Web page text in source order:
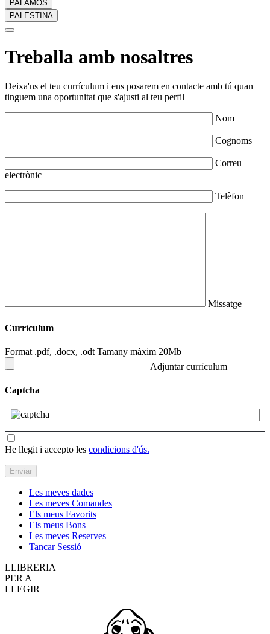
PALAMÓS
PALESTINA
Treballa amb nosaltres
Deixa'ns el teu currículum i ens posarem en contacte amb tú quan
tinguem una oportunitat que s'ajusti al teu perfil
Nom
Cognoms
Correu
electrònic
Telèfon
Missatge
Currículum
Format .pdf, .docx, .odt Tamany màxim 20Mb
Adjuntar currículum
Captcha
He llegit i accepto les condicions d'ús.
Les meves dades
Les meves Comandes
Els meus Favorits
Els meus Bons
Les meves Reserves
Tancar Sessió
LLIBRERIA
PER A
LLEGIR